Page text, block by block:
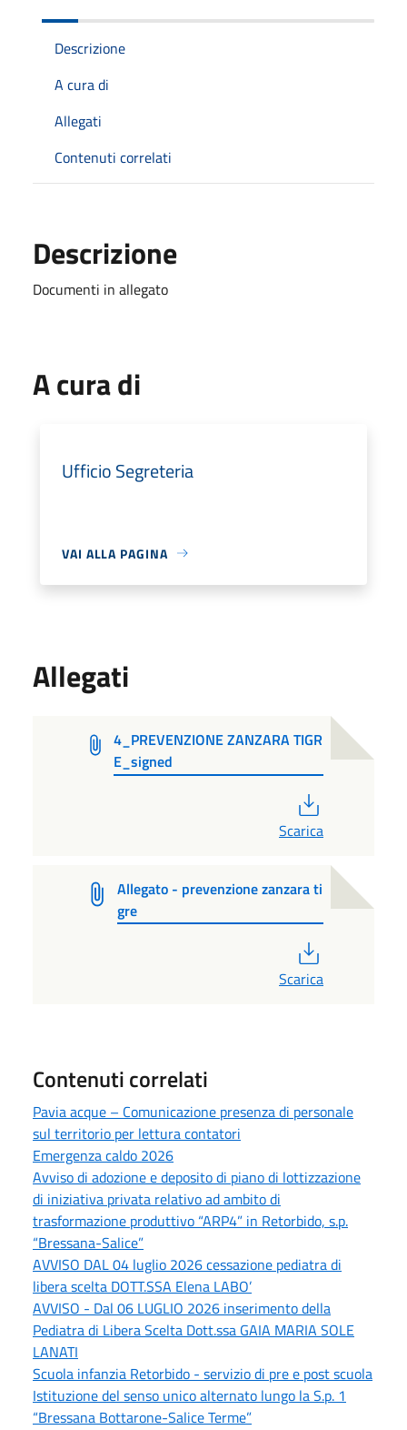
Descrizione
A cura di
Allegati
Contenuti correlati
Descrizione
Documenti in allegato
A cura di
Ufficio Segreteria
VAI ALLA PAGINA
Allegati
4_PREVENZIONE ZANZARA TIGR
E_signed
Scarica
Allegato - prevenzione zanzara ti
gre
Scarica
Contenuti correlati
Pavia acque – Comunicazione presenza di personale
sul territorio per lettura contatori
Emergenza caldo 2026
Avviso di adozione e deposito di piano di lottizzazione
di iniziativa privata relativo ad ambito di
trasformazione produttivo “ARP4” in Retorbido, s.p.
“Bressana-Salice”
AVVISO DAL 04 luglio 2026 cessazione pediatra di
libera scelta DOTT.SSA Elena LABO’
AVVISO - Dal 06 LUGLIO 2026 inserimento della
Pediatra di Libera Scelta Dott.ssa GAIA MARIA SOLE
LANATI
Scuola infanzia Retorbido - servizio di pre e post scuola
Istituzione del senso unico alternato lungo la S.p. 1
“Bressana Bottarone-Salice Terme”